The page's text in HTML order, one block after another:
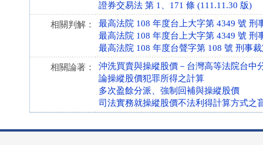
證券交易法 第 1、171 條 (111.11.30 版)
相關判解：
最高法院 108 年度台上大字第 4349 號 刑
最高法院 108 年度台上大字第 4349 號 刑
最高法院 108 年度台聲字第 108 號 刑事
相關論著：
沖洗買賣與操縱股價－台灣高等法院台中
論操縱股價犯罪所得之計算
多次盈餘分派、強制回補與操縱股價
司法實務就操縱股價不法利得計算方式之